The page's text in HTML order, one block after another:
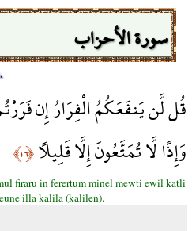
سورة الأحزاب
قُل لَّن يَنفَعَكُمُ الْفِرَارُ إِن
وَإِذًا لَّا تُمَتَّعُونَ إِلَّا قَلِيلًا﴿١٦﴾
firaru in ferertum minel mewti ewil katli
illa kalila (kalilen).